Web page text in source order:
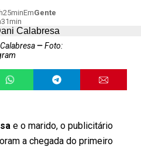
EmGente
Foto:
e o marido, o publicitário
a chegada do primeiro